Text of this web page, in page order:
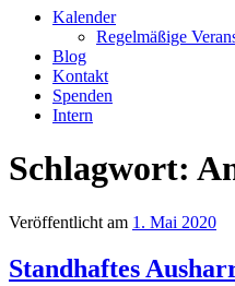
Kalender
Regelmäßige
Blog
Kontakt
Spenden
Intern
Schlagwort:
Veröffentlicht am 1. Mai 2020
Standhaftes